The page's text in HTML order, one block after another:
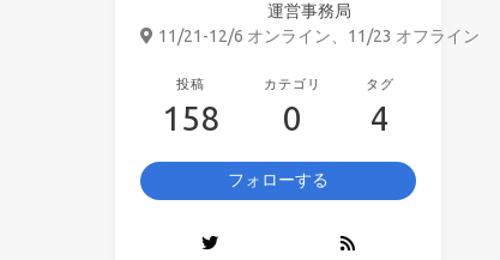
運営事務局
11/21-12/6 オンライン、11/23 オフライン
投稿
158
カテゴリ
0
タグ
4
フォローする